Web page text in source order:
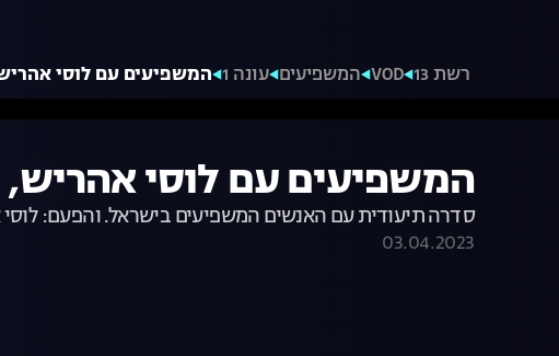
רשת 13 VOD המשפיעים עונה 1 המשפיעים עם לוסי אהריש, עונה 1, פרק 8:
המשפיעים עם לוסי אהריש, עונה 1, פרק 8: הישאם
סדרה תיעודית עם האנשים המשפיעים בישראל. והפעם:
03.04.2023